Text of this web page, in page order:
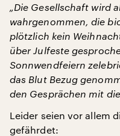
„Die Gesellschaft wird
wahrgenommen, die
plötzlich kein
über Julfeste
Sonnwendfeiern
das Blut Bezug
den Gesprächen mit
Leider seien vor allem
gefährdet: